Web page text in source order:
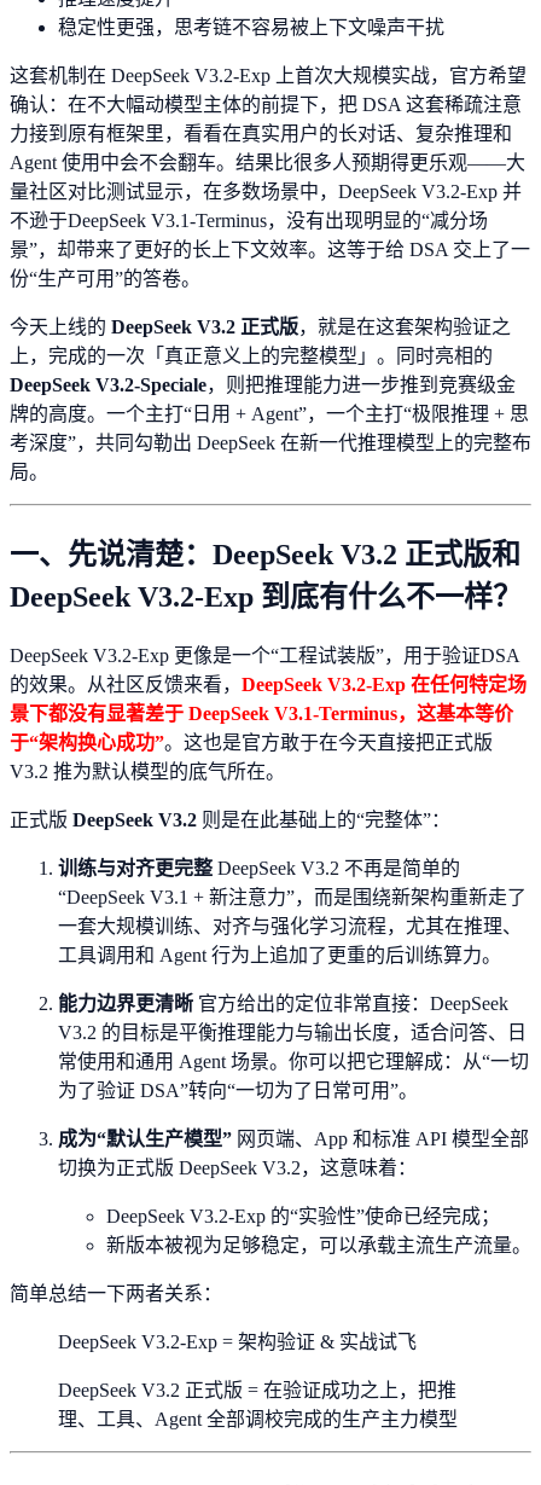
稳定性更强，思考链不容易被上下文噪声干扰
这套机制在 DeepSeek V3.2-Exp 上首次大规模实战，官方希望
确认：在不大幅动模型主体的前提下，把 DSA 这套稀疏注意
力接到原有框架里，看看在真实用户的长对话、复杂推理和
Agent 使用中会不会翻车。结果比很多人预期得更乐观——大
量社区对比测试显示，在多数场景中，DeepSeek V3.2-Exp 并
不逊于DeepSeek V3.1-Terminus，没有出现明显的“减分场
景”，却带来了更好的长上下文效率。这等于给 DSA 交上了一
份“生产可用”的答卷。
今天上线的 DeepSeek V3.2 正式版，就是在这套架构验证之
上，完成的一次「真正意义上的完整模型」。同时亮相的
DeepSeek V3.2-Speciale，则把推理能力进一步推到竞赛级金
牌的高度。一个主打“日用 + Agent”，一个主打“极限推理 + 思
考深度”，共同勾勒出 DeepSeek 在新一代推理模型上的完整布
局。
一、先说清楚：DeepSeek V3.2 正式版和
DeepSeek V3.2-Exp 到底有什么不一样？
DeepSeek V3.2-Exp 更像是一个“工程试装版”，用于验证DSA
的效果。从社区反馈来看， DeepSeek V3.2-Exp 在任何特定场
景下都没有显著差于 DeepSeek V3.1-Terminus，这基本等价
于“架构换心成功”。这也是官方敢于在今天直接把正式版
V3.2 推为默认模型的底气所在。
正式版 DeepSeek V3.2 则是在此基础上的“完整体”：
训练与对齐更完整 DeepSeek V3.2 不再是简单的
“DeepSeek V3.1 + 新注意力”，而是围绕新架构重新走了
一套大规模训练、对齐与强化学习流程，尤其在推理、
工具调用和 Agent 行为上追加了更重的后训练算力。
能力边界更清晰 官方给出的定位非常直接：DeepSeek
V3.2 的目标是平衡推理能力与输出长度，适合问答、日
常使用和通用 Agent 场景。你可以把它理解成：从“一切
为了验证 DSA”转向“一切为了日常可用”。
成为“默认生产模型” 网页端、App 和标准 API 模型全部
切换为正式版 DeepSeek V3.2，这意味着：
DeepSeek V3.2-Exp 的“实验性”使命已经完成；
新版本被视为足够稳定，可以承载主流生产流量。
简单总结一下两者关系：
DeepSeek V3.2-Exp = 架构验证 & 实战试飞
DeepSeek V3.2 正式版 = 在验证成功之上，把推
理、工具、Agent 全部调校完成的生产主力模型